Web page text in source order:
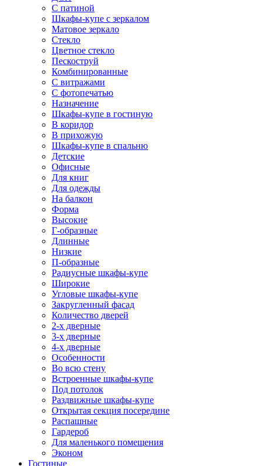
С патиной
Шкафы-купе с зеркалом
Матовое зеркало
Стекло
Цветное стекло
Пескоструй
Комбинированные
С витражами
С фотопечатью
Назначение
Шкафы-купе в гостиную
В коридор
В прихожую
Шкафы-купе в спальню
Детские
Офисные
Для книг
Для одежды
На балкон
Форма
Высокие
Г-образные
Длинные
Низкие
П-образные
Радиусные шкафы-купе
Широкие
Угловые шкафы-купе
Закругленный фасад
Количество дверей
2-х дверные
3-х дверные
4-х дверные
Особенности
Во всю стену
Встроенные шкафы-купе
Под потолок
Раздвижные шкафы-купе
Открытая секция посередине
Распашные
Гардероб
Для маленького помещения
Эконом
Гостиные